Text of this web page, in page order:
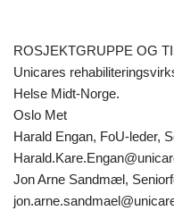
ROSJEKTGRUPPE OG
Unicares
Helse Midt-Norge.
Oslo Met
Harald Engan, FoU-leder,
Jon Arne Sandmæl,